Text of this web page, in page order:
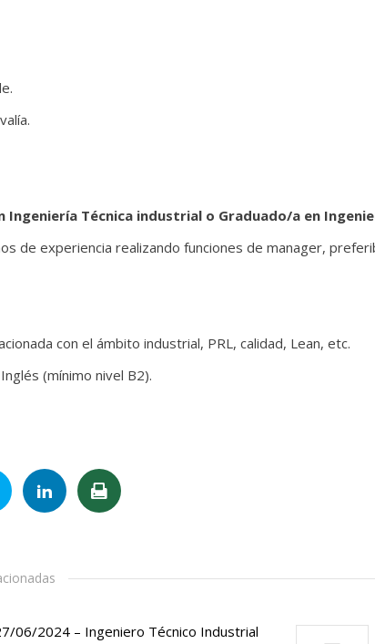
Ingeniería Técnica industrial o Graduado/a en
de experiencia realizando funciones de manager,
con el ámbito industrial, PRL, calidad, Lean, etc.
(mínimo nivel B2).
06/2024 – Ingeniero Técnico Industrial